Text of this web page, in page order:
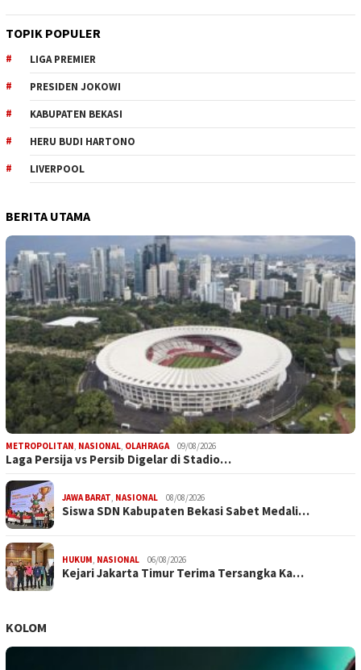
TOPIK POPULER
LIGA PREMIER
PRESIDEN JOKOWI
KABUPATEN BEKASI
HERU BUDI HARTONO
LIVERPOOL
BERITA UTAMA
METROPOLITAN, NASIONAL, OLAHRAGA 09/08/2026
Laga Persija vs Persib Digelar di Stadio…
JAWA BARAT, NASIONAL 08/08/2026
Siswa SDN Kabupaten Bekasi Sabet Medali…
HUKUM, NASIONAL 06/08/2026
Kejari Jakarta Timur Terima Tersangka Ka…
KOLOM